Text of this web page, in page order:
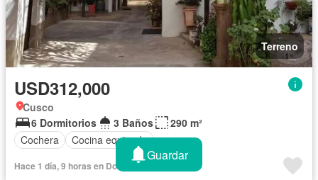
Terreno
USD312,000
Cusco
6 Dormitorios
3 Baños
290 m²
Cochera
Cocina equipada
Hace 1 día, 9 horas en Doomos
Guardar